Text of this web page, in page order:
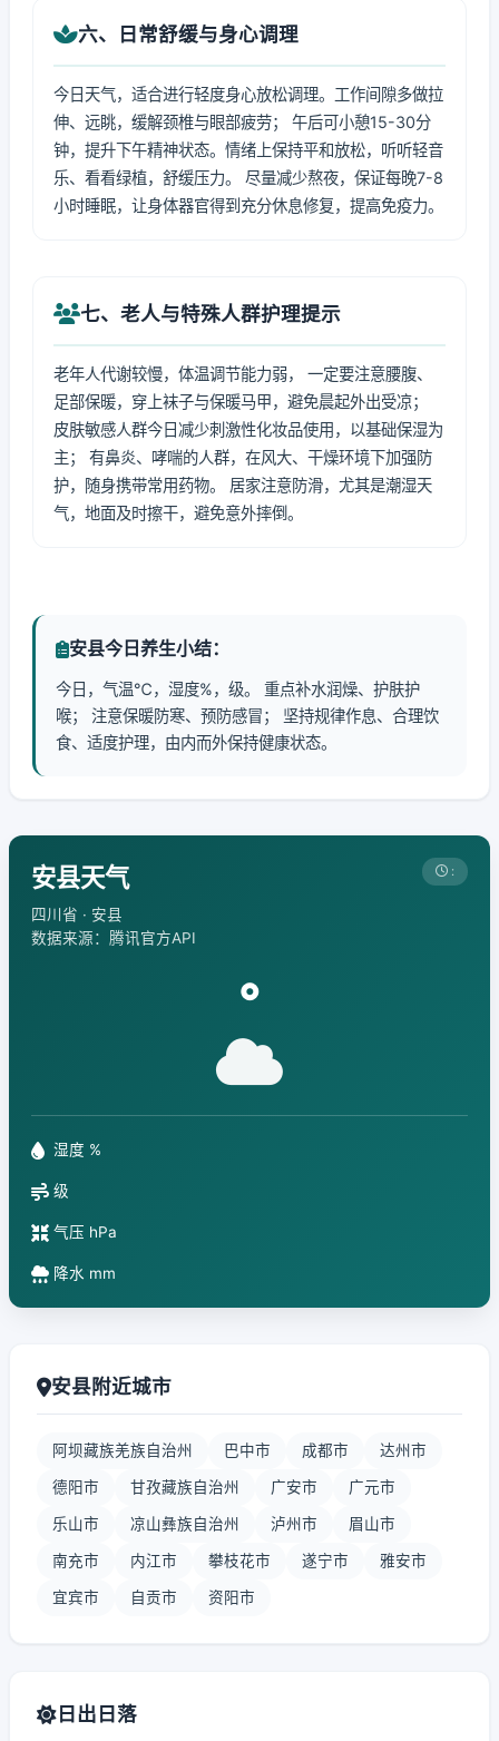
六、日常舒缓与身心调理
今日天气，适合进行轻度身心放松调理。工作间隙多做拉
伸、远眺，缓解颈椎与眼部疲劳； 午后可小憩15-30分
钟，提升下午精神状态。情绪上保持平和放松，听听轻音
乐、看看绿植，舒缓压力。 尽量减少熬夜，保证每晚7-8
小时睡眠，让身体器官得到充分休息修复，提高免疫力。
七、老人与特殊人群护理提示
老年人代谢较慢，体温调节能力弱， 一定要注意腰腹、
足部保暖，穿上袜子与保暖马甲，避免晨起外出受凉；
皮肤敏感人群今日减少刺激性化妆品使用，以基础保湿为
主； 有鼻炎、哮喘的人群，在风大、干燥环境下加强防
护，随身携带常用药物。 居家注意防滑，尤其是潮湿天
气，地面及时擦干，避免意外摔倒。
安县今日养生小结：
今日，气温℃，湿度%，级。 重点补水润燥、护肤护
喉； 注意保暖防寒、预防感冒； 坚持规律作息、合理饮
食、适度护理，由内而外保持健康状态。
安县天气
四川省 · 安县
数据来源：腾讯官方API
:
°
湿度 %
级
气压 hPa
降水 mm
安县附近城市
阿坝藏族羌族自治州 巴中市 成都市 达州市
德阳市 甘孜藏族自治州 广安市 广元市
乐山市 凉山彝族自治州 泸州市 眉山市
南充市 内江市 攀枝花市 遂宁市 雅安市
宜宾市 自贡市 资阳市
日出日落